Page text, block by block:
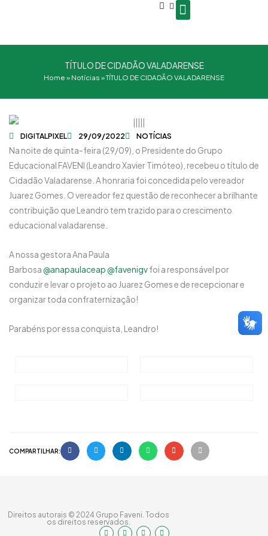
Open
TÍTULO DE CIDADÃO VALADARENSE
Home » Notícias »TÍTULO DE CIDADÃO VALADARENSE
DIGITALPIXEL 29/09/2022 NOTÍCIAS
Na noite de quinta-feira (29/09), o Presidente do Grupo
Educacional FAVENI (Leandro Xavier Timóteo), recebeu o título de
Cidadão Valadarense. A honraria foi concedida pelo vereador
Juarez Gomes. O vereador fez questão de reconhecer a brilhante
contribuição que Leandro tem trazido para o crescimento
educacional valadarense.
A nossa gestora Ana Paula
Barbosa@anapaulaceap@favenigvfoi a responsável por
conduzir e levar o projeto ao Juarez Gomes e de recepcionar e
organizar toda confraternização!
Parabéns por essa conquista, Leandro!
COMPARTILHAR:
Direitos autorais © 2024 Grupo Faveni. Todos
os direitos reservados.
I
F
Y
L